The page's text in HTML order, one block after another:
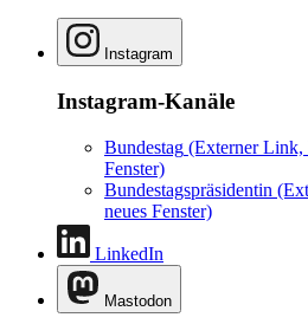
Instagram
Instagram-Kanäle
Bundestag (Externer Link,
Fenster)
Bundestagspräsidentin
neues Fenster)
LinkedIn
Mastodon